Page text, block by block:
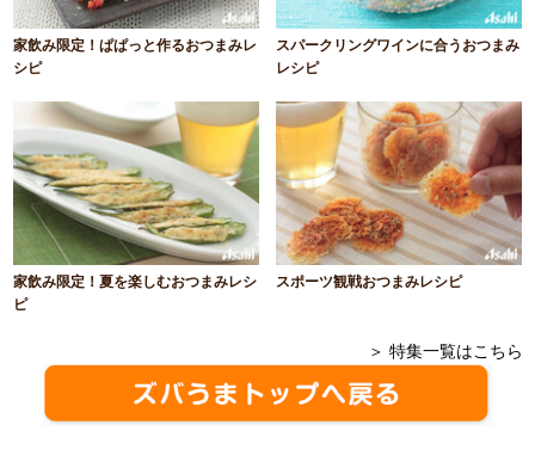
家飲み限定！ぱぱっと作るおつまみレ
シピ
スパークリングワインに合うおつまみ
レシピ
家飲み限定！夏を楽しむおつまみレシ
ピ
スポーツ観戦おつまみレシピ
＞ 特集一覧はこちら